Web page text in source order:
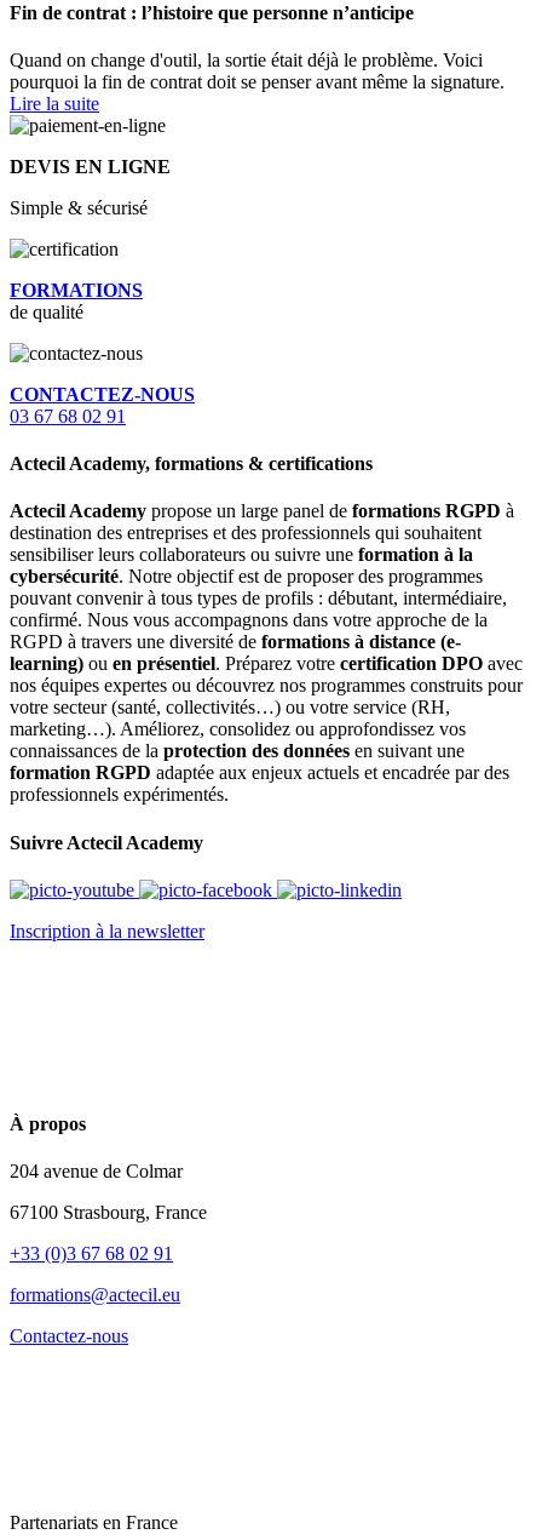
Fin de contrat : l’histoire que personne n’anticipe
Quand on change d'outil, la sortie était déjà le problème. Voici
pourquoi la fin de contrat doit se penser avant même la signature.
Lire la suite
DEVIS EN LIGNE
Simple & sécurisé
FORMATIONS
de qualité
CONTACTEZ-NOUS
03 67 68 02 91
Actecil Academy, formations & certifications
Actecil Academy propose un large panel de formations RGPD à
destination des entreprises et des professionnels qui souhaitent
sensibiliser leurs collaborateurs ou suivre une formation à la
cybersécurité. Notre objectif est de proposer des programmes
pouvant convenir à tous types de profils : débutant, intermédiaire,
confirmé. Nous vous accompagnons dans votre approche de la
RGPD à travers une diversité de formations à distance (e-
learning) ou en présentiel. Préparez votre certification DPO avec
nos équipes expertes ou découvrez nos programmes construits pour
votre secteur (santé, collectivités…) ou votre service (RH,
marketing…). Améliorez, consolidez ou approfondissez vos
connaissances de la protection des données en suivant une
formation RGPD adaptée aux enjeux actuels et encadrée par des
professionnels expérimentés.
Suivre Actecil Academy
Inscription à la newsletter
À propos
204 avenue de Colmar
67100 Strasbourg, France
+33 (0)3 67 68 02 91
formations@actecil.eu
Contactez-nous
Partenariats en France